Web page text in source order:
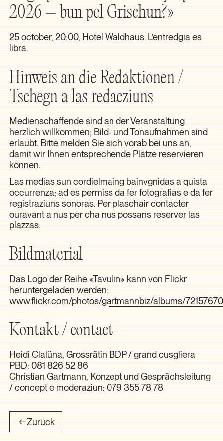
2026 – bun pel Grischun?»
25 october, 20:00, Hotel Waldhaus. L’entredgia es
libra.
Hinweis an die Redaktionen /
Tschegn a las redacziuns
Medienschaffende sind an der Veranstaltung
herzlich willkommen; Bild- und Tonaufnahmen sind
erlaubt. Bitte melden Sie sich vorab bei uns an,
damit wir Ihnen entsprechende Plätze reservieren
können.
Las medias sun cordielmaing bainvgnidas a quista
occurrenza; ad es permiss da fer fotografias e da fer
registraziuns sonoras. Per plaschair contacter
ouravant a nus per cha nus possans reserver las
plazzas.
Bildmaterial
Das Logo der Reihe «Tavulin» kann von Flickr
heruntergeladen werden:
www.flickr.com/photos/gartmannbiz/albums/
Kontakt / contact
Heidi Clalüna, Grossrätin BDP / grand cusgliera
PBD:081 826 52 86
Christian Gartmann, Konzept und Gesprächsleitung
/ concept e moderaziun:079 355 78 78
Zurück